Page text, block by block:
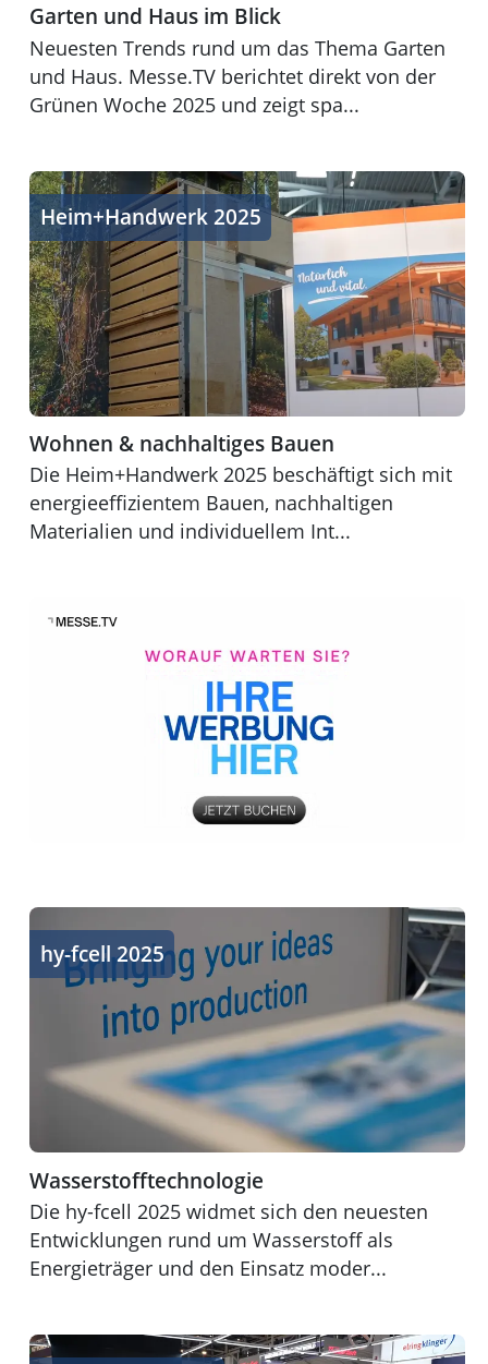
Garten und Haus im Blick
Neuesten Trends rund um das Thema Garten
und Haus. Messe.TV berichtet direkt von der
Grünen Woche 2025 und zeigt spa...
Wohnen & nachhaltiges Bauen
Heim+Handwerk 2025
Wohnen & nachhaltiges Bauen
Die Heim+Handwerk 2025 beschäftigt sich mit
energieeffizientem Bauen, nachhaltigen
Materialien und individuellem Int...
Wasserstofftechnologie
hy-fcell 2025
Wasserstofftechnologie
Die hy-fcell 2025 widmet sich den neuesten
Entwicklungen rund um Wasserstoff als
Energieträger und den Einsatz moder...
Einblicke in die Mobilität von morgen